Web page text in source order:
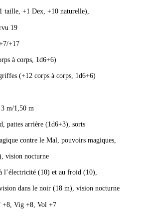
taille, +1 Dex, +10 naturelle),
19
+17
à corps, 1d6+6)
(+12 corps à corps, 1d6+6)
3 m/1,50 m
pattes arrière (1d6+3), sorts
contre le Mal, pouvoirs magiques,
vision nocturne
l’électricité (10) et au froid (10),
dans le noir (18 m), vision nocturne
+8, Vig +8, Vol +7